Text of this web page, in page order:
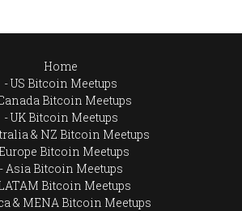
Home
US Bitcoin Meetups
Bitcoin Meetups
UK Bitcoin Meetups
& NZ Bitcoin Meetups
Europe Bitcoin Meetups
Asia Bitcoin Meetups
Bitcoin Meetups
& MENA Bitcoin Meetups